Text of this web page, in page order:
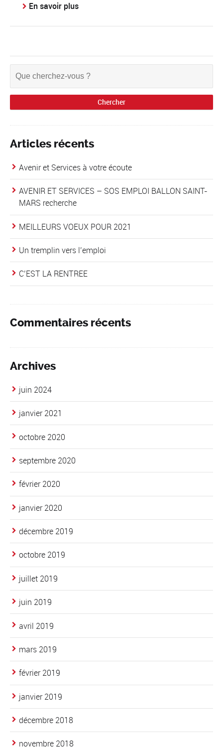
En savoir plus
Articles récents
Avenir et Services à votre écoute
AVENIR ET SERVICES – SOS EMPLOI BALLON SAINT-
MARS recherche
MEILLEURS VOEUX POUR 2021
Un tremplin vers l’emploi
C’EST LA RENTREE
Commentaires récents
Archives
juin 2024
janvier 2021
octobre 2020
septembre 2020
février 2020
janvier 2020
décembre 2019
octobre 2019
juillet 2019
juin 2019
avril 2019
mars 2019
février 2019
janvier 2019
décembre 2018
novembre 2018